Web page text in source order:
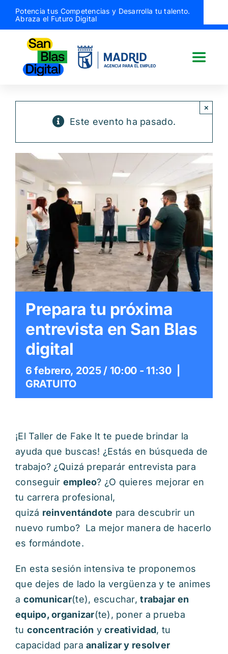
Saltar
contenido
Potencia tus Competencias y Desarrolla tu talento.
Abraza el Futuro Digital
Toggle
Quiénes somos
¿Qué hacemos?
Actividades
Itinerarios
Mediateca
Buscar:
Este evento ha pasado.
×
Prepara tu próxima
entrevista en San Blas
digital
6 febrero, 2025 / 10:00 - 11:30
GRATUITO
¡El Taller de Fake It te puede brindar la
ayuda que buscas! ¿Estás en búsqueda de
trabajo? ¿Quizá preparár entrevista para
conseguir empleo? ¿O quieres mejorar en
tu carrera profesional,
quizá reinventándote para descubrir un
nuevo rumbo? La mejor manera de hacerlo
es formándote.
En esta sesión intensiva te proponemos
que dejes de lado la vergüenza y te animes
a comunicar(te), escuchar,trabajar en
equipo, organizar(te), poner a prueba
tu concentración ycreatividad, tu
capacidad paraanalizar y resolver